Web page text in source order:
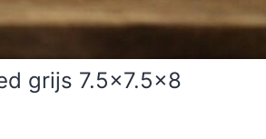
grijs 7.5×7.5×8